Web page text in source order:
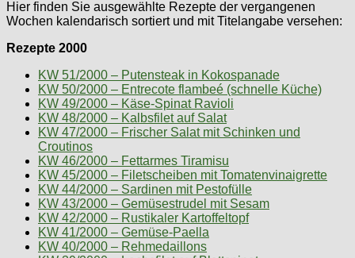
Hier finden Sie ausgewählte Rezepte der vergangenen
Wochen kalendarisch sortiert und mit Titelangabe versehen:
Rezepte 2000
KW 51/2000 – Putensteak in Kokospanade
KW 50/2000 – Entrecote flambeé (schnelle Küche)
KW 49/2000 – Käse-Spinat Ravioli
KW 48/2000 – Kalbsfilet auf Salat
KW 47/2000 – Frischer Salat mit Schinken und
Croutinos
KW 46/2000 – Fettarmes Tiramisu
KW 45/2000 – Filetscheiben mit Tomatenvinaigrette
KW 44/2000 – Sardinen mit Pestofülle
KW 43/2000 – Gemüsestrudel mit Sesam
KW 42/2000 – Rustikaler Kartoffeltopf
KW 41/2000 – Gemüse-Paella
KW 40/2000 – Rehmedaillons